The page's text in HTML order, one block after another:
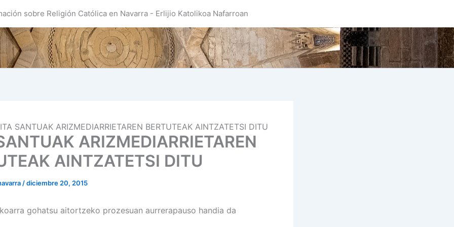
sobre Religión Católica en Navarra - Erlijio Katolikoa Nafarroan
SANTUAK ARIZMEDIARRIETAREN BERTUTEAK AINTZATETSI DITU
ARIZMEDIARRIETAREN
AINTZATETSI DITU
/diciembre 20, 2015
gohatsu aitortzeko prozesuan aurrerapauso handia da